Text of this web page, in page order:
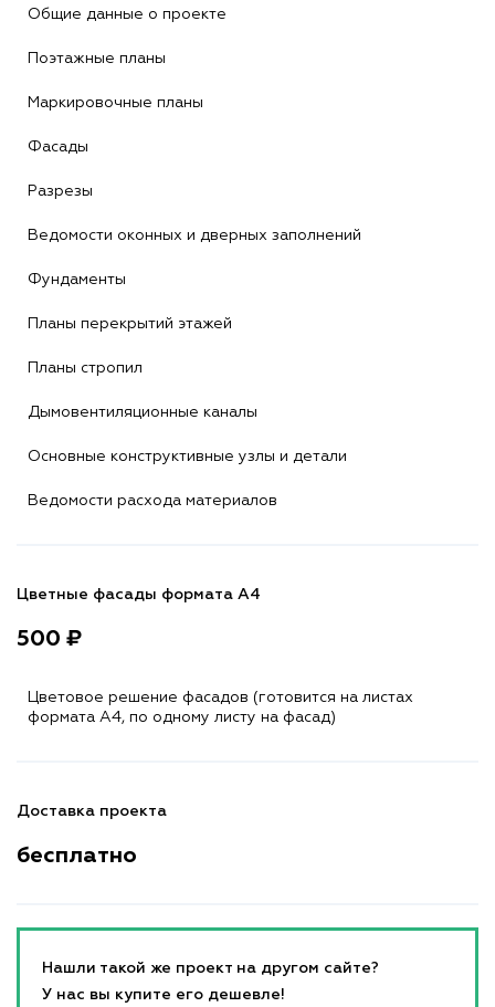
Общие данные о проекте
Поэтажные планы
Маркировочные планы
Фасады
Разрезы
Ведомости оконных и дверных заполнений
Фундаменты
Планы перекрытий этажей
Планы стропил
Дымовентиляционные каналы
Основные конструктивные узлы и детали
Ведомости расхода материалов
Цветные фасады формата А4
500 ₽
Цветовое решение фасадов (готовится на листах
формата A4, по одному листу на фасад)
Доставка проекта
бесплатно
Нашли такой же проект на другом сайте?
У нас вы купите его дешевле!